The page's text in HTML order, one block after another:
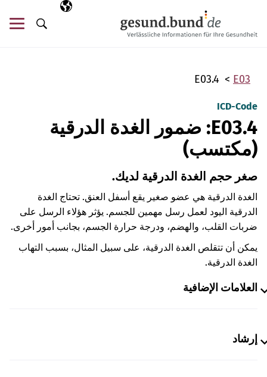
اللغة المختارة
AR
البحث
E03
E03.4
ICD-Code
E03.4: ضمور الغدة الدرقية
(مكتسب)
صغر حجم الغدة الدرقية لديك.
الغدة الدرقية هي عضو صغير يقع أسفل العنق. تحتاج الغدة
الدرقية اليود لعمل رسل مهمين للجسم. يؤثر هؤلاء الرسل على
ضربات القلب، والهضم، ودرجة حرارة الجسم، بجانب أمور أخرى.
يمكن أن تتقلص الغدة الدرقية، على سبيل المثال، بسبب التهاب
الغدة الدرقية.
العلامات الإضافية
إرشاد